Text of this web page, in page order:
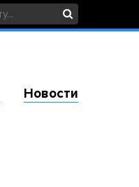
Новости